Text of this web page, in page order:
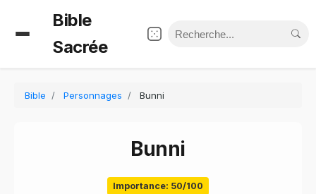
Bible
Sacrée
Bible Personnages Bunni
Bunni
Importance: 50/100